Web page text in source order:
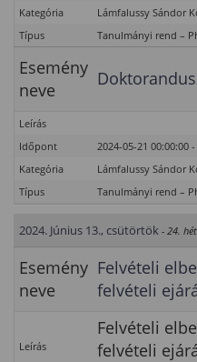
Kategória
Lámfalussy Sándor
Típus
Tanulmányi rend –
Esemény
neve
Leírás
Időpont
2024-05-21 00:00:00
Kategória
Lámfalussy Sándor
Típus
Tanulmányi rend –
2024. Június 13., csütörtök - 24. hét
Esemény
neve
Felvételi
felvételi
Leírás
Felvételi
felvételi